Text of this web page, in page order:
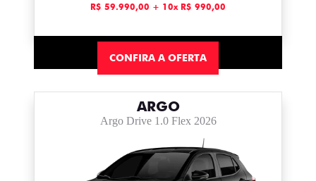
R$ 59.990,00 + 10x R$ 990,00
CONFIRA A OFERTA
ARGO
Argo Drive 1.0 Flex 2026